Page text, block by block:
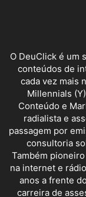
O DeuClick é um
conteúdos de
cada vez mais
Millennials
Conteúdo e
radialista e
passagem por
consultoria
Também
na internet e
anos a frente
carreira de